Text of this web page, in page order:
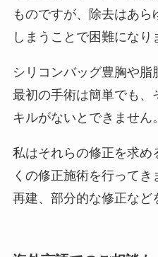
ものですが、除去はあ
しまうことで困難になり
シリコンバッグ豊胸や脂
最初の手術は簡単でも、
キルがないとできません。
私はそれらの修正を求め
くの修正施術を行って
再建、部分的な修正など